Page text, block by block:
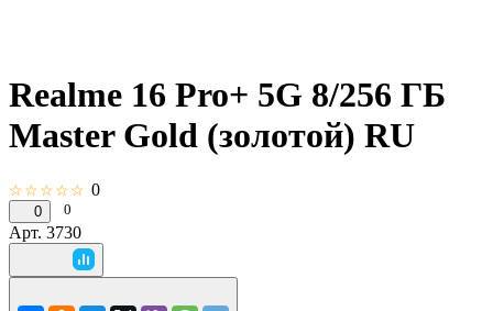
Realme 16 Pro+ 5G 8/256 ГБ
Master Gold (золотой) RU
☆☆☆☆☆ 0
0 0
Арт. 3730